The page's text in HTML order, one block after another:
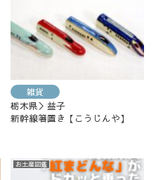
雑貨
栃木県＞益子
新幹線箸置き【こうじんや】
お土産図鑑